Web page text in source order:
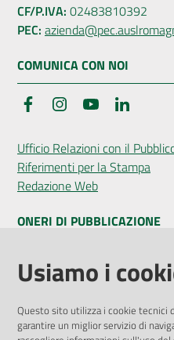
CF/P.IVA: 02483810392
PEC:
COMUNICA CON NOI
FacebookInstagramYouTube
Ufficio Relazioni con il
Riferimenti per la Stampa
Redazione Web
ONERI DI PUBBLICAZIONE
Amministrazione Trasparente
Pubblicità legale
Privacy Policy
Attuazione Misure PNRR
Usiamo i
Questo sito utilizza i cookie tecnici
garantire un miglior servizio di